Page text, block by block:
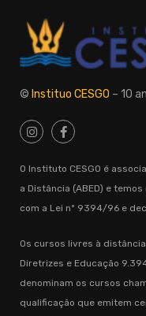
© Instituo CESGO – 10
O Instituto CESGO é
a Distância (ABED) e
com a Lei nº 9394/96 e
Os cursos livres à
Diretrizes e Educação
denominam os cursos
qualificação que emitem